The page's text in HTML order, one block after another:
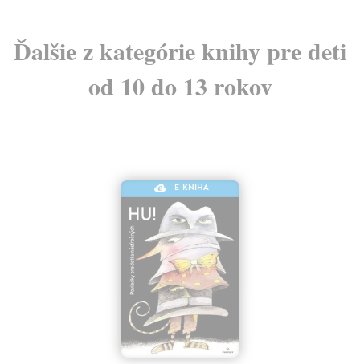
Ďalšie z kategórie knihy pre deti
od 10 do 13 rokov
E-KNIHA